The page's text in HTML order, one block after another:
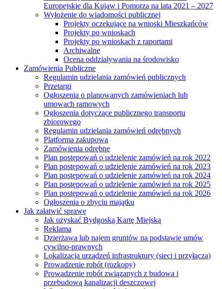
Europejskie dla Kujaw i Pomorza na lata 2021 – 2027
Wyłożenie do wiadomości publicznej
Projekty oczekujące na wnioski Mieszkańców
Projekty po wnioskach
Projekty po wnioskach z raportami
Archiwalne
Ocena oddziaływania na środowisko
Zamówienia Publiczne
Regulamin udzielania zamówień publicznych
Przetargi
Ogłoszenia o planowanych zamówieniach lub
umowach ramowych
Ogłoszenia dotyczące publicznego transportu
zbiorowego
Regulamin udzielania zamówień odrębnych
Platforma zakupowa
Zamówienia odrębne
Plan postępowań o udzielenie zamówień na rok 2022
Plan postępowań o udzielenie zamówień na rok 2023
Plan postępowań o udzielenie zamówień na rok 2024
Plan postępowań o udzielenie zamówień na rok 2025
Plan postępowań o udzielenie zamówień na rok 2026
Ogłoszenia o zbyciu majątku
Jak załatwić sprawę
Jak uzyskać Bydgoską Kartę Miejską
Reklama
Dzierżawa lub najem gruntów na podstawie umów
cywilno-prawnych
Lokalizacja urządzeń infrastruktury (sieci i przyłącza)
Prowadzenie robót (rozkopy)
Prowadzenie robót związanych z budowa i
przebudową kanalizacji deszczowej